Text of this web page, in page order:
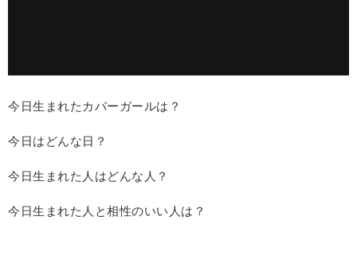
今日生まれたカバーガールは？
今日はどんな日？
今日生まれた人はどんな人？
今日生まれた人と相性のいい人は？